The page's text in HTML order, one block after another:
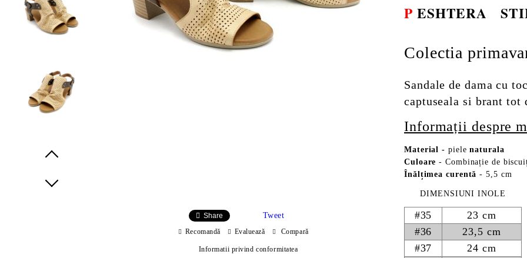
P ESHTERA
Colectia
Sandale de dama cu
captuseala si brant tot
Informații despre
Material - pielenaturala
Culoare - Combinație de
Înălțimea curentă - 5,5 cm
DIMENSIUNI INOLE
#35
23 cm
#36
23,5 cm
#37
24 cm
Share Tweet
Recomandă Evaluează Compară
Informatii privind conformitatea